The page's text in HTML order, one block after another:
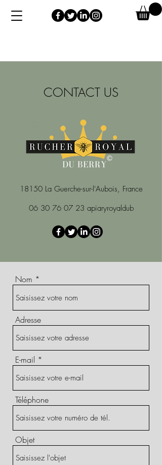
CONTACT US
18150 La Guerche-sur-l'Aubois, France
06 30 76 07 23 apiaryroyaldub
Nom
Adresse
E-mail
Téléphone
Objet